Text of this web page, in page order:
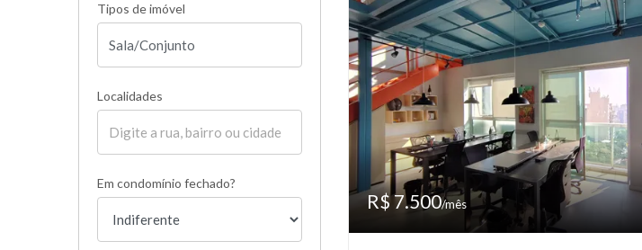
Tipos de imóvel
Localidades
Em condomínio fechado?
R$ 7.500/mês